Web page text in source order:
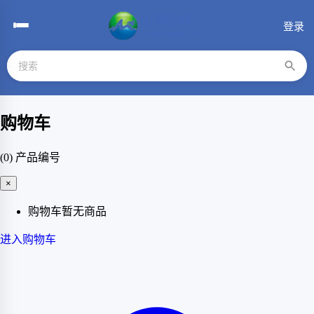
登录
购物车
(0) 产品编号
×
购物车暂无商品
进入购物车